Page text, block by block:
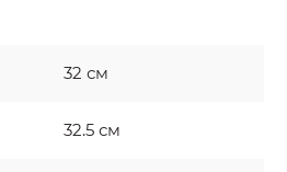
32 см
32.5 см